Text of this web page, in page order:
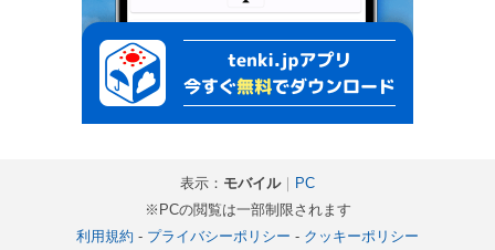
表示： モバイル｜
PC
※PCの閲覧は一部制限されます
利用規約 - プライバシーポリシー - クッキーポリシー